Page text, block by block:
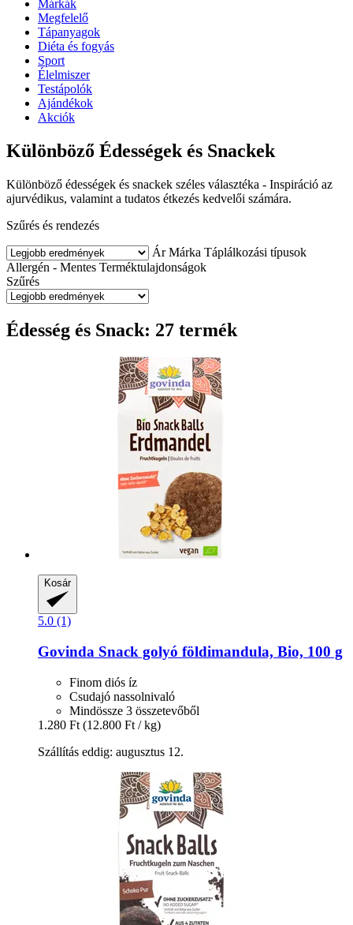
Márkák
Megfelelő
Tápanyagok
Diéta és fogyás
Sport
Élelmiszer
Testápolók
Ajándékok
Akciók
Különböző Édességek és Snackek
Különböző édességek és snackek széles választéka - Inspiráció az
ajurvédikus, valamint a tudatos étkezés kedvelői számára.
Szűrés és rendezés
Ár Márka Táplálkozási típusok
Allergén - Mentes Terméktulajdonságok
Szűrés
Édesség és Snack: 27 termék
Kosár
5.0 (1)
Govinda Snack golyó földimandula, Bio, 100 g
Finom diós íz
Csudajó nassolnivaló
Mindössze 3 összetevőből
1.280 Ft (12.800 Ft / kg)
Szállítás eddig: augusztus 12.